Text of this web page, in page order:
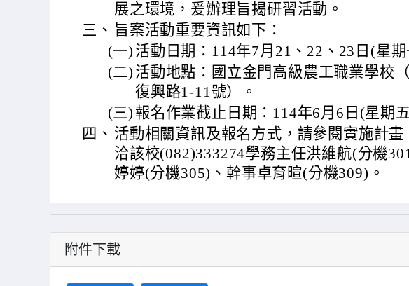
展之環境，爰辦理旨揭研習活動。
三、 旨案活動重要資訊如下：
(一) 活動日期：114年7月21、22、23日(星期
(二) 活動地點：國立金門高級農工職業學校
復興路1-11號）。
(三) 報名作業截止日期：114年6月6日(星期
四、 活動相關資訊及報名方式，請參閱實施計畫
洽該校(082)333274學務主任洪維航(分機
婷婷(分機305)、幹事卓育暄(分機309)。
附件下載